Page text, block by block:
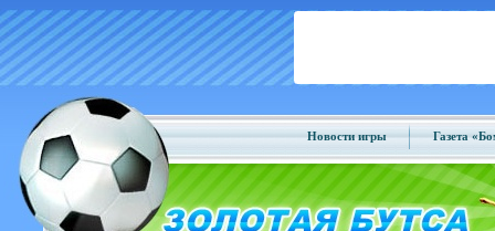
Новости игры Газета